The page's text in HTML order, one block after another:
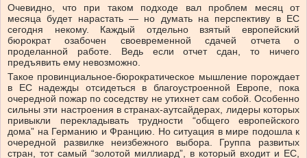
Очевидно, что при таком подходе вал проблем месяц от
месяца будет нарастать — но думать на перспективу в ЕС
сегодня некому. Каждый отдельно взятый европейский
бюрократ озабочен своевременной сдачей отчета о
проделанной работе. Ведь если отчет сдан, то ничего
предъявить ему невозможно.
Такое провинциальное-бюрократическое мышление порождает
в ЕС надежды отсидеться в благоустроенной Европе, пока
очередной пожар по соседству не утихнет сам собой. Особенно
сильны эти настроения в странах-аутсайдерах, лидеры которых
привыкли перекладывать трудности “общего европейского
дома” на Германию и Францию. Но ситуация в мире подошла к
очередной развилке неизбежного выбора. Группа развитых
стран, тот самый “золотой миллиард”, в который входит и ЕС,